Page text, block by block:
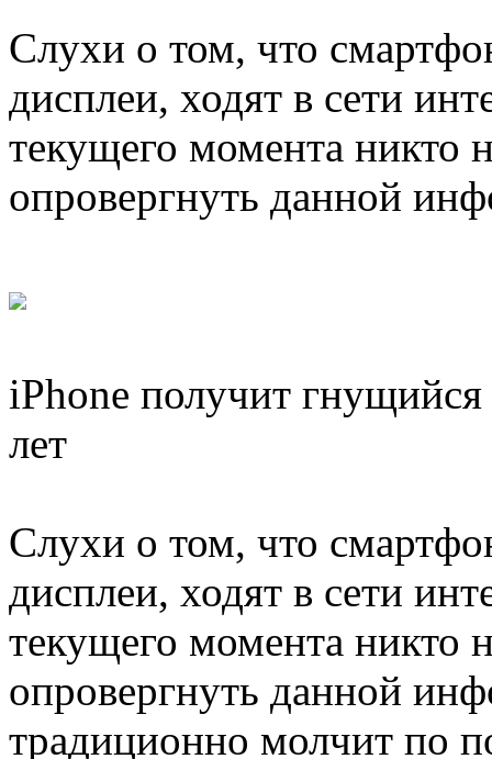
Слухи о том, что
дисплеи, ходят в сети
текущего момента никто
опровергнуть данной
iPhone получит гнущийся
лет
Слухи о том, что
дисплеи, ходят в сети
текущего момента никто
опровергнуть данной
традиционно молчит по